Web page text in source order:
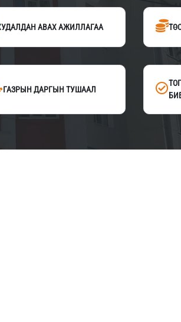
АВАХ АЖИЛЛАГАА
ГАЗРЫН ДАРГЫН ТУШААЛ